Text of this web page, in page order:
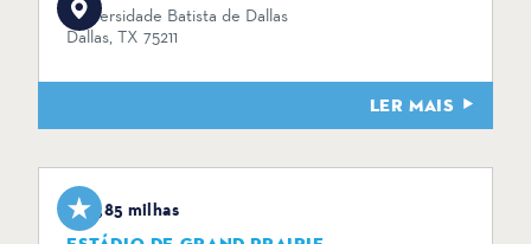
Universidade Batista de Dallas
Dallas, TX 75211
LER MAIS
4,85 milhas